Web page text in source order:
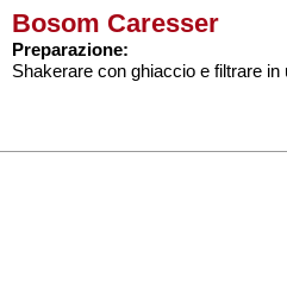
Bosom Caresser
Preparazione:
Shakerare con ghiaccio e filtrare